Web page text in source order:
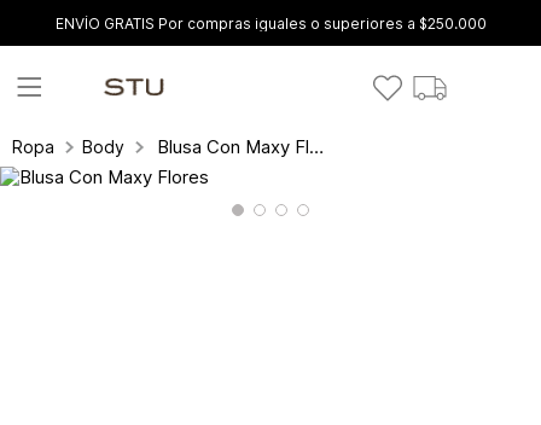
ENVÍO GRATIS Por compras iguales o superiores a $250.000
Ropa Body Blusa Con Maxy Flores